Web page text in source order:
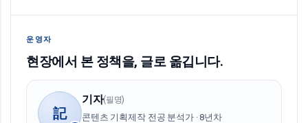
운영자
현장에서 본 정책을, 글로 옮깁니다.
記
기자(필명)
콘텐츠 기획제작 전공 분석가 · 8년차